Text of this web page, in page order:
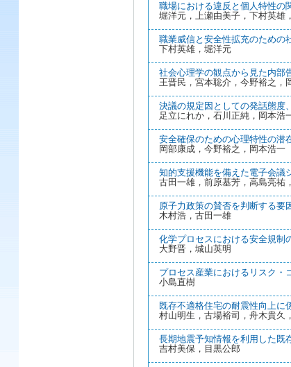
職場における違反と個人特性の
堀洋元，上瀬由美子，下村英雄
職業威信と安全性拡充のための
下村英雄，堀洋元
社会心理学の観点から見た内部
王晋民，宮本聡介，今野裕之，
決議の規定因としての発話態度
足立にれか，石川正純，岡本浩
安全確保のための心理特性の潜
岡部康成，今野裕之，岡本浩一
知的支援機能を備えた電子会議
古田一雄，前原基芳，高島亮祐
原子力政策の賛否を判断する要
木村浩，古田一雄
化学プロセスにおける安全規制
大野晋，城山英明
プロセス産業におけるリスク・
小島直樹
既存不適格住宅の耐震性向上に
村山明生，古場裕司，舟木貴久
長期地震予知情報を利用した既
吉村美保，目黒公郎